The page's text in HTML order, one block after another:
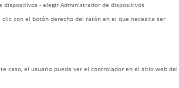
- elegir Administrador de dispositivos
con el botón derecho del ratón en el que necesita ser
caso, el usuario puede ver el controlador en el sitio web del